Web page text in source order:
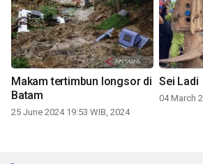
Makam tertimbun longsor di
Batam
25 June 2024 19:53 WIB, 2024
Sei Ladi
04 March